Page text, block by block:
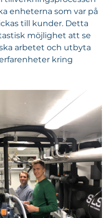
enheterna som var på
till kunder. Detta
möjlighet att se
arbetet och utbyta
kring